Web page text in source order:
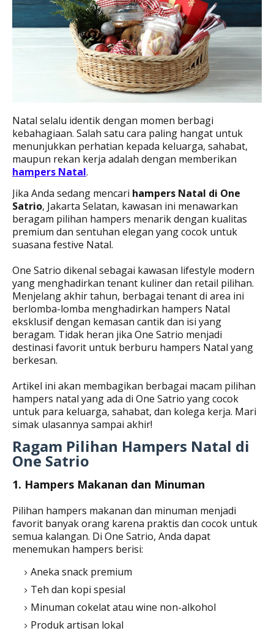
Natal selalu identik dengan momen berbagi
kebahagiaan. Salah satu cara paling hangat untuk
menunjukkan perhatian kepada keluarga, sahabat,
maupun rekan kerja adalah dengan memberikan
hampers Natal.
Jika Anda sedang mencari hampers Natal di One
Satrio, Jakarta Selatan, kawasan ini menawarkan
beragam pilihan hampers menarik dengan kualitas
premium dan sentuhan elegan yang cocok untuk
suasana festive Natal.
One Satrio dikenal sebagai kawasan lifestyle modern
yang menghadirkan tenant kuliner dan retail pilihan.
Menjelang akhir tahun, berbagai tenant di area ini
berlomba-lomba menghadirkan hampers Natal
eksklusif dengan kemasan cantik dan isi yang
beragam. Tidak heran jika One Satrio menjadi
destinasi favorit untuk berburu hampers Natal yang
berkesan.
Artikel ini akan membagikan berbagai macam pilihan
hampers natal yang ada di One Satrio yang cocok
untuk para keluarga, sahabat, dan kolega kerja. Mari
simak ulasannya sampai akhir!
Ragam Pilihan Hampers Natal di
One Satrio
1. Hampers Makanan dan Minuman
Pilihan hampers makanan dan minuman menjadi
favorit banyak orang karena praktis dan cocok untuk
semua kalangan. Di One Satrio, Anda dapat
menemukan hampers berisi:
Aneka snack premium
Teh dan kopi spesial
Minuman cokelat atau wine non-alkohol
Produk artisan lokal